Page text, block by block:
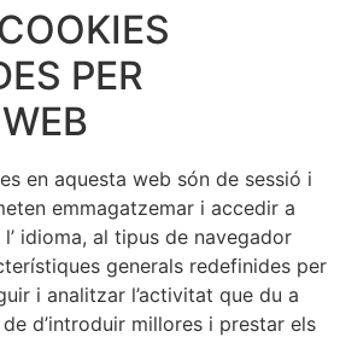
PER
en aquesta web són de sessió i
emmagatzemar i accedir a
idioma, al tipus de navegador
generals redefinides per
i analitzar l’activitat que du a
d’introduir millores i prestar els